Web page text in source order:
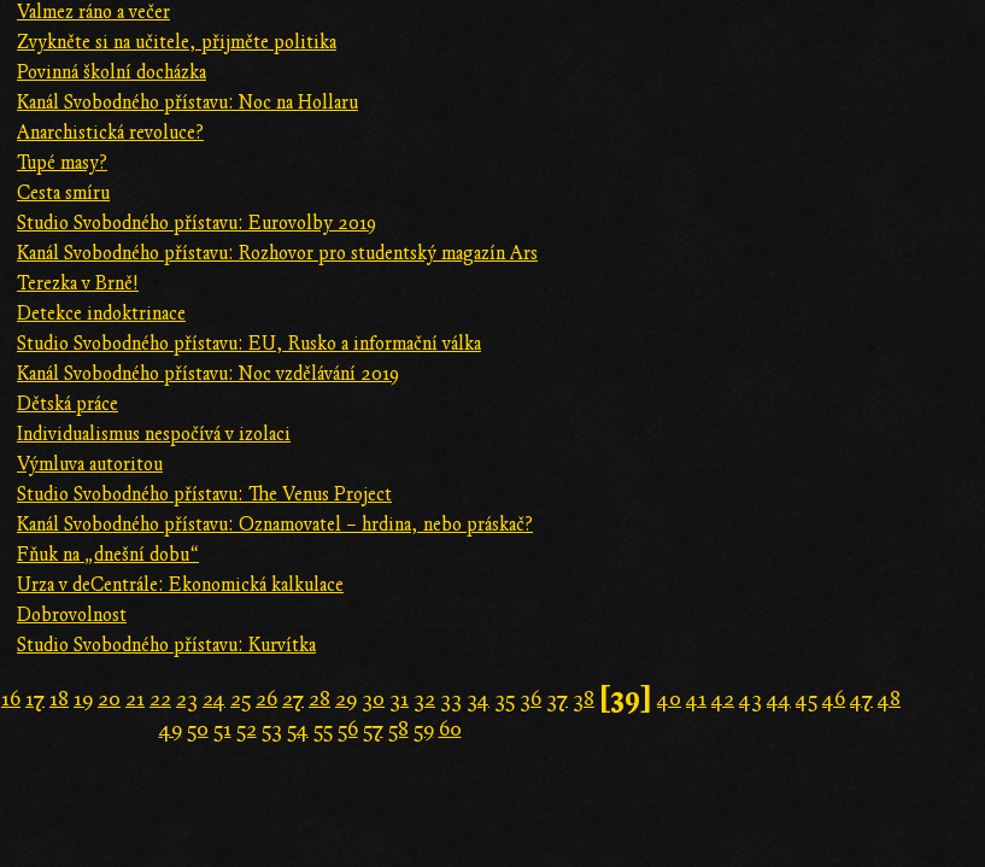
Valmez ráno a večer
Zvykněte si na učitele, přijměte politika
Povinná školní docházka
Kanál Svobodného přístavu: Noc na Hollaru
Anarchistická revoluce?
Tupé masy?
Cesta smíru
Studio Svobodného přístavu: Eurovolby 2019
Kanál Svobodného přístavu: Rozhovor pro studentský magazín Ars
Terezka v Brně!
Detekce indoktrinace
Studio Svobodného přístavu: EU, Rusko a informační válka
Kanál Svobodného přístavu: Noc vzdělávání 2019
Dětská práce
Individualismus nespočívá v izolaci
Výmluva autoritou
Studio Svobodného přístavu: The Venus Project
Kanál Svobodného přístavu: Oznamovatel – hrdina, nebo práskač?
Fňuk na „dnešní dobu“
Urza v deCentrále: Ekonomická kalkulace
Dobrovolnost
Studio Svobodného přístavu: Kurvítka
161718 19 20 21 22 23 24 25 26 27 28 29 30 31 32 33 34 35 36 37 38 [39] 40 4142 43 44 45464748
49 50 51 52 53 54 55 56 57 58 59 60